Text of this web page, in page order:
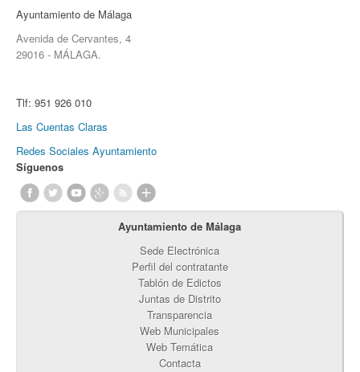
Ayuntamiento de Málaga
Avenida de Cervantes, 4
29016 - MÁLAGA.
Tlf: 951 926 010
Las Cuentas Claras
Redes Sociales Ayuntamiento
Síguenos
Ayuntamiento de Málaga
Sede Electrónica
Perfil del contratante
Tablón de Edictos
Juntas de Distrito
Transparencia
Web Municipales
Web Temática
Contacta